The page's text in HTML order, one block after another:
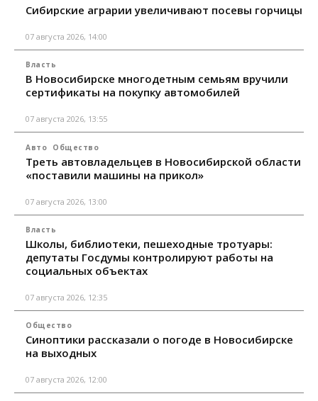
Сибирские аграрии увеличивают посевы горчицы
07 августа 2026, 14:00
Власть
В Новосибирске многодетным семьям вручили
сертификаты на покупку автомобилей
07 августа 2026, 13:55
Авто Общество
Треть автовладельцев в Новосибирской области
«поставили машины на прикол»
07 августа 2026, 13:00
Власть
Школы, библиотеки, пешеходные тротуары:
депутаты Госдумы контролируют работы на
социальных объектах
07 августа 2026, 12:35
Общество
Синоптики рассказали о погоде в Новосибирске
на выходных
07 августа 2026, 12:00